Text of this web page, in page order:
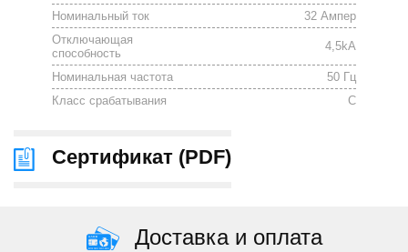
Номинальный ток
32 Ампер
Отключающая
способность
4,5kA
Номинальная частота
50 Гц
Класс срабатывания
C
Сертификат (PDF)
Доставка и оплата